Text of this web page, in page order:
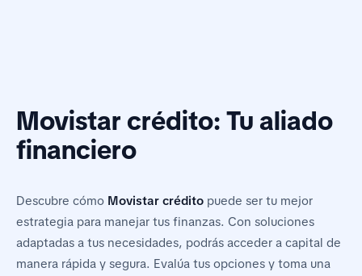
Movistar crédito: Tu aliado
financiero
Descubre cómo Movistar crédito puede ser tu mejor
estrategia para manejar tus finanzas. Con soluciones
adaptadas a tus necesidades, podrás acceder a capital de
manera rápida y segura. Evalúa tus opciones y toma una